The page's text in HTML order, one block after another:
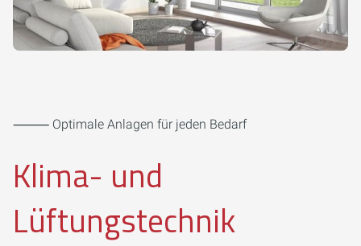
⸻ Optimale Anlagen für jeden Bedarf
Klima- und
Lüftungstechnik